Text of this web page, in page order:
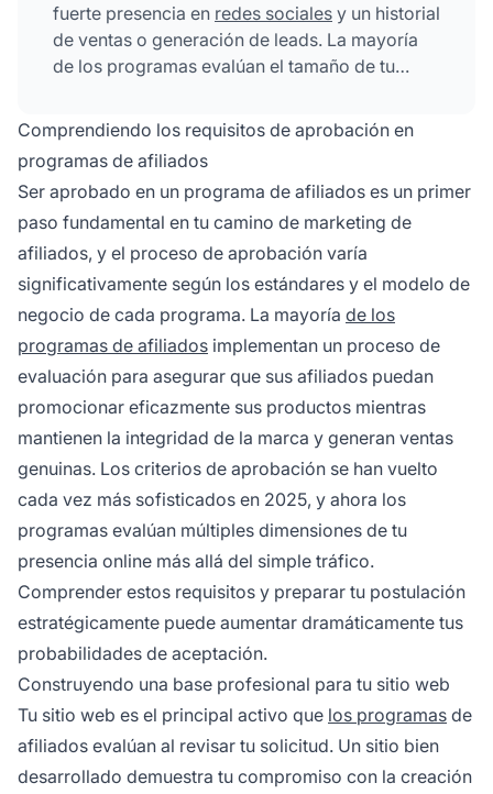
fuerte presencia en redes sociales y un historial
de ventas o generación de leads. La mayoría
de los programas evalúan el tamaño de tu
contenido y tu capacidad para generar
conversiones antes de aprobarte.
Comprendiendo los requisitos de aprobación en
programas de afiliados
Ser aprobado en un programa de afiliados es un primer
paso fundamental en tu camino de marketing de
afiliados, y el proceso de aprobación varía
significativamente según los estándares y el modelo de
negocio de cada programa. La mayoría de los
programas de afiliados implementan un proceso de
evaluación para asegurar que sus afiliados puedan
promocionar eficazmente sus productos mientras
mantienen la integridad de la marca y generan ventas
genuinas. Los criterios de aprobación se han vuelto
cada vez más sofisticados en 2025, y ahora los
programas evalúan múltiples dimensiones de tu
presencia online más allá del simple tráfico.
Comprender estos requisitos y preparar tu postulación
estratégicamente puede aumentar dramáticamente tus
probabilidades de aceptación.
Construyendo una base profesional para tu sitio web
Tu sitio web es el principal activo que los programas de
afiliados evalúan al revisar tu solicitud. Un sitio bien
desarrollado demuestra tu compromiso con la creación